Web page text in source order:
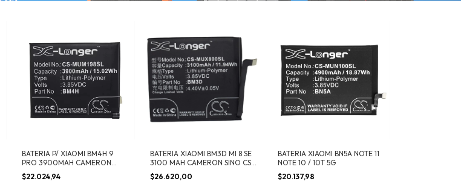
BATERIA P/ XIAOMI BM4H 9
PRO 3900MAH CAMERON
SINO
$22.024,94
BATERIA XIAOMI BM3D MI 8 SE
3100 MAH CAMERON SINO CS-
MUX800SL
$26.620,00
BATERIA XIAOMI BN5A NOTE 11
NOTE 10 / 10T 5G
$20.137,98